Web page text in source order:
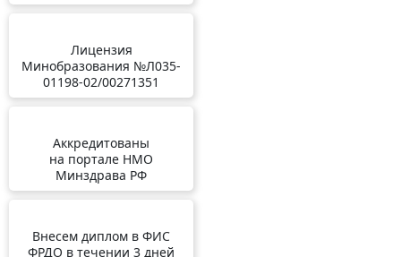
Лицензия
Минобразования №Л035-
01198-02/00271351
Аккредитованы
на портале НМО
Минздрава РФ
Внесем диплом в ФИС
ФРДО в течении 3 дней